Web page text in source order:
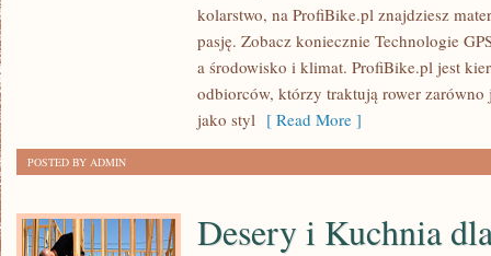
IMPREZY
kolarstwo, na ProfiBike.pl znajdziesz
pasję. Zobacz koniecznie Technologie
a środowisko i klimat. ProfiBike.pl jest
odbiorców, którzy traktują rower
jako styl [ Read More ]
POSTED BY ADMIN
Desery i Kuchnia